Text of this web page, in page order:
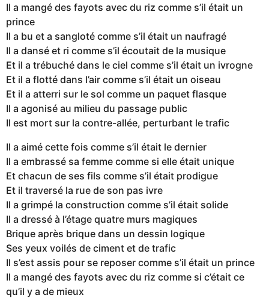
Il a mangé des fayots avec du riz comme s’il était un
prince
Il a bu et a sangloté comme s’il était un naufragé
Il a dansé et ri comme s’il écoutait de la musique
Et il a trébuché dans le ciel comme s’il était un ivrogne
Et il a flotté dans l’air comme s’il était un oiseau
Et il a atterri sur le sol comme un paquet flasque
Il a agonisé au milieu du passage public
Il est mort sur la contre-allée, perturbant le trafic
Il a aimé cette fois comme s’il était le dernier
Il a embrassé sa femme comme si elle était unique
Et chacun de ses fils comme s’il était prodigue
Et il traversé la rue de son pas ivre
Il a grimpé la construction comme s’il était solide
Il a dressé à l’étage quatre murs magiques
Brique après brique dans un dessin logique
Ses yeux voilés de ciment et de trafic
Il s’est assis pour se reposer comme s’il était un prince
Il a mangé des fayots avec du riz comme si c’était ce
qu’il y a de mieux